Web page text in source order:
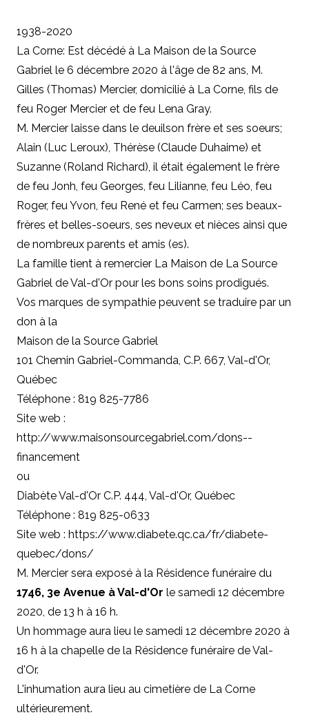
1938-2020
La Corne: Est décédé à La Maison de la Source
Gabriel le 6 décembre 2020 à l'âge de 82 ans, M.
Gilles (Thomas) Mercier, domicilié à La Corne, fils de
feu Roger Mercier et de feu Lena Gray.
M. Mercier laisse dans le deuilson frère et ses soeurs;
Alain (Luc Leroux), Thérèse (Claude Duhaime) et
Suzanne (Roland Richard), il était également le frère
de feu Jonh, feu Georges, feu Lilianne, feu Léo, feu
Roger, feu Yvon, feu René et feu Carmen; ses beaux-
frères et belles-soeurs, ses neveux et nièces ainsi que
de nombreux parents et amis (es).
La famille tient à remercier La Maison de La Source
Gabriel de Val-d'Or pour les bons soins prodigués.
Vos marques de sympathie peuvent se traduire par un
don à la
Maison de la Source Gabriel
101 Chemin Gabriel-Commanda, C.P. 667, Val-d'Or,
Québec
Téléphone : 819 825-7786
Site web :
http://www.maisonsourcegabriel.com/dons--
financement
ou
Diabète Val-d'Or C.P. 444, Val-d'Or, Québec
Téléphone : 819 825-0633
Site web : https://www.diabete.qc.ca/fr/diabete-
quebec/dons/
M. Mercier sera exposé à la Résidence funéraire du
1746, 3e Avenue à Val-d'Or le samedi 12 décembre
2020, de 13 h à 16 h.
Un hommage aura lieu le samedi 12 décembre 2020 à
16 h à la chapelle de la Résidence funéraire de Val-
d'Or.
L'inhumation aura lieu au cimetière de La Corne
ultérieurement.